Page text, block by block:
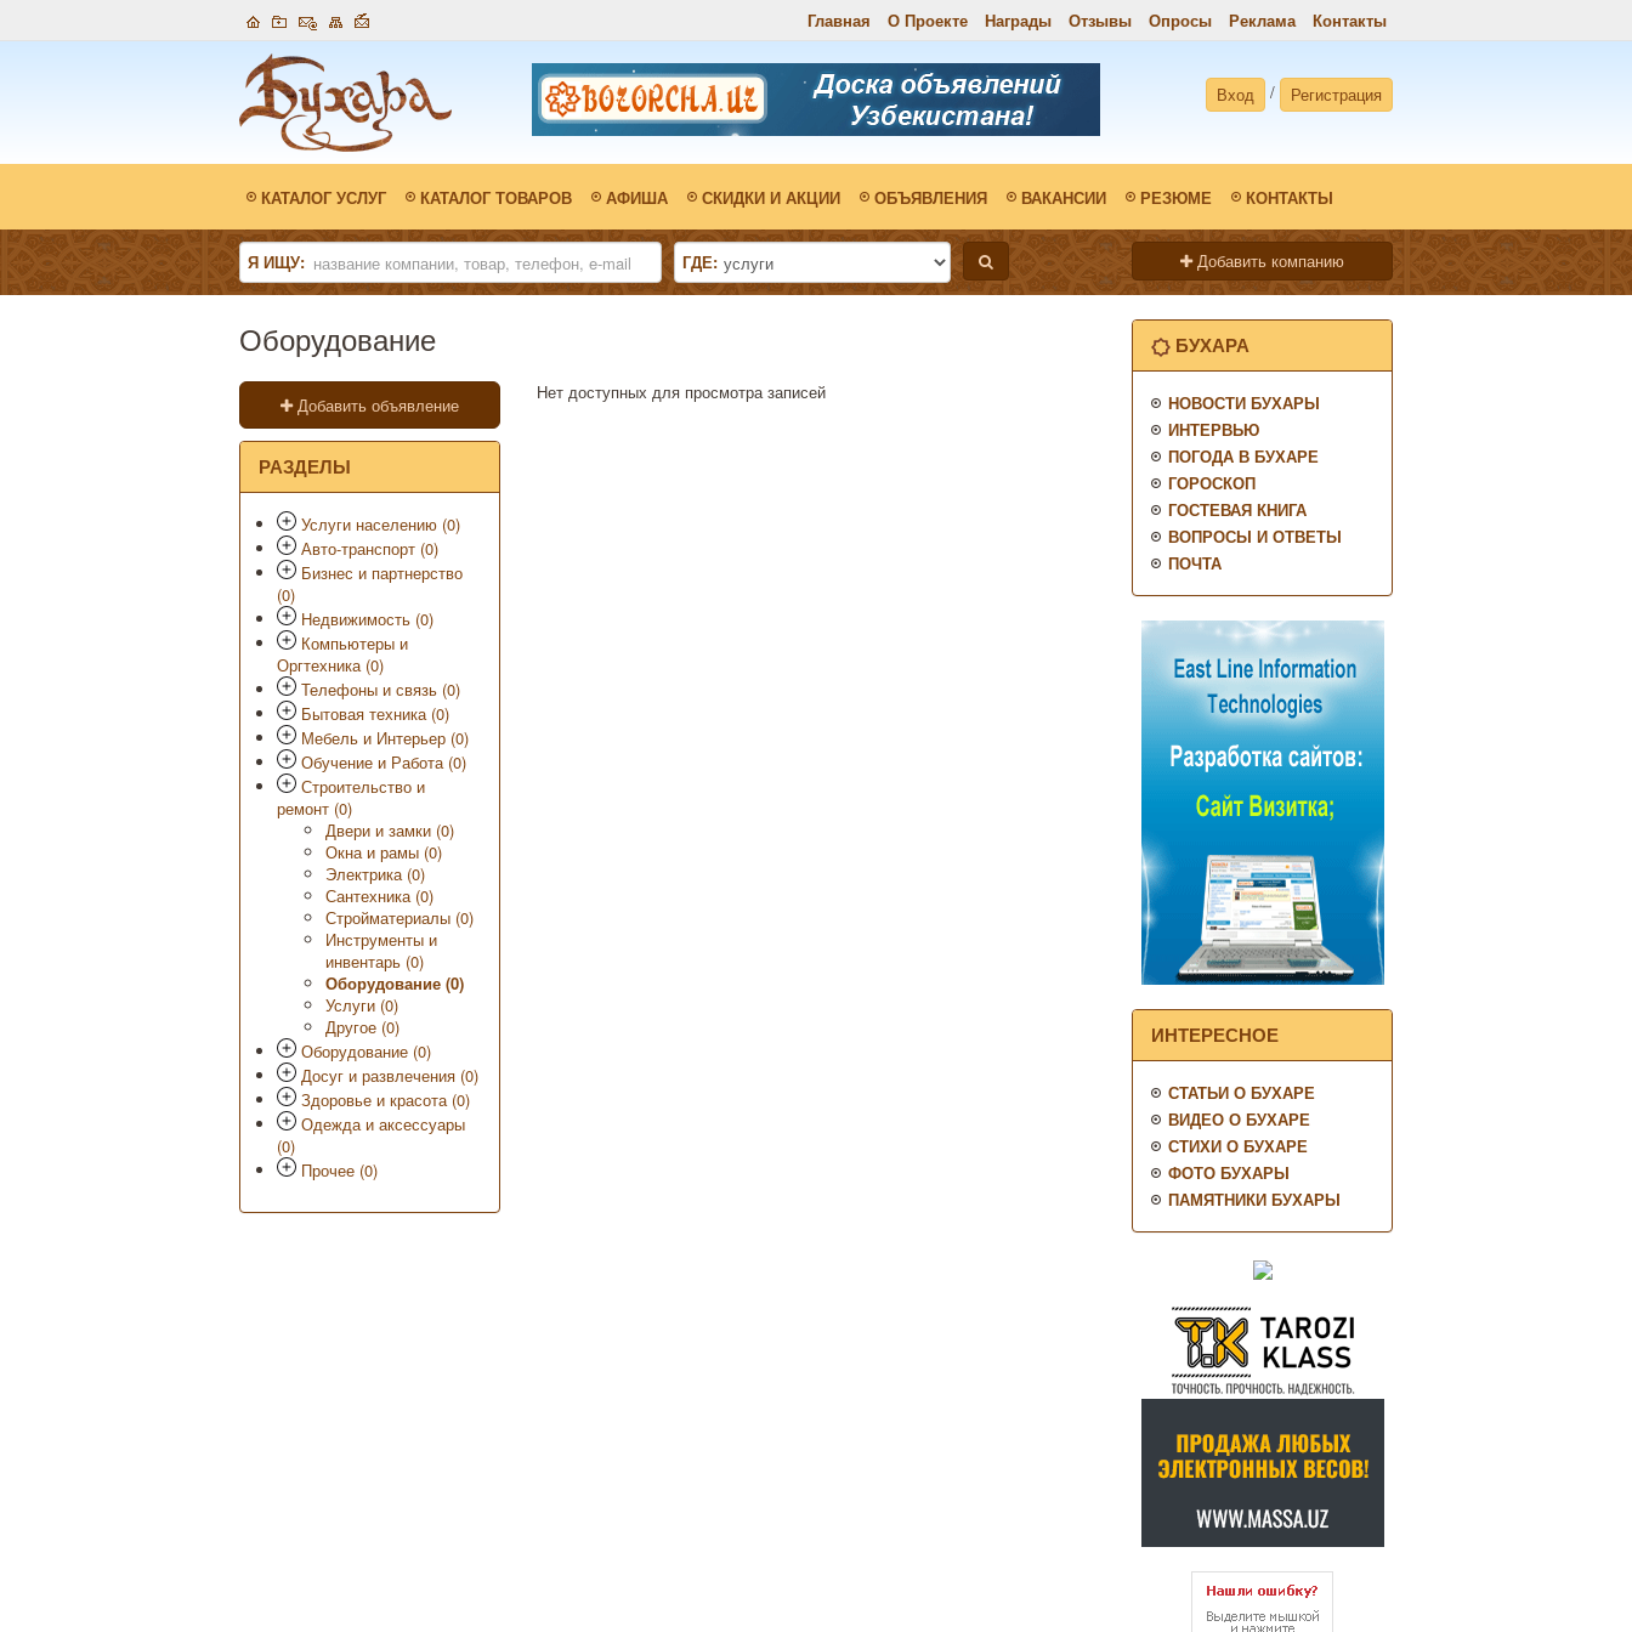
Главная О Проекте Награды Отзывы Опросы Реклама Контакты
Вход / Регистрация
КАТАЛОГ УСЛУГ КАТАЛОГ ТОВАРОВ АФИША СКИДКИ И АКЦИИ ОБЪЯВЛЕНИЯ ВАКАНСИИ РЕЗЮМЕ КОНТАКТЫ
Я ИЩУ: ГДЕ: Добавить компанию
Оборудование
Добавить объявление
РАЗДЕЛЫ
Услуги населению (0)
Авто-транспорт (0)
Бизнес и партнерство
(0)
Недвижимость (0)
Компьютеры и
Оргтехника (0)
Телефоны и связь (0)
Бытовая техника (0)
Мебель и Интерьер (0)
Обучение и Работа (0)
Строительство и
ремонт (0)
Двери и замки (0)
Окна и рамы (0)
Электрика (0)
Сантехника (0)
Стройматериалы (0)
Инструменты и
инвентарь (0)
Оборудование (0)
Услуги (0)
Другое (0)
Оборудование (0)
Досуг и развлечения (0)
Здоровье и красота (0)
Одежда и аксессуары
(0)
Прочее (0)
Нет доступных для просмотра записей
БУХАРА
НОВОСТИ БУХАРЫ
ИНТЕРВЬЮ
ПОГОДА В БУХАРЕ
ГОРОСКОП
ГОСТЕВАЯ КНИГА
ВОПРОСЫ И ОТВЕТЫ
ПОЧТА
ИНТЕРЕСНОЕ
СТАТЬИ О БУХАРЕ
ВИДЕО О БУХАРЕ
СТИХИ О БУХАРЕ
ФОТО БУХАРЫ
ПАМЯТНИКИ БУХАРЫ